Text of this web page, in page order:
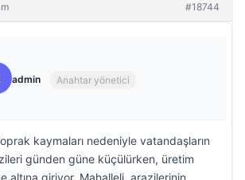
#18744
admin Anahtar yönetici
kaymaları nedeniyle vatandaşların
günden güne küçülürken, üretim
altına giriyor. Mahalleli, arazilerinin